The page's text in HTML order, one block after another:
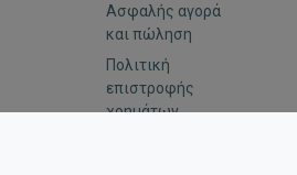
Ασφαλής αγορά
και πώληση
Πολιτική
επιστροφής
χρημάτων